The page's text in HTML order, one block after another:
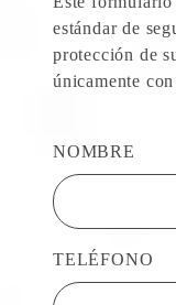
estándar de
protección de
únicamente
NOMBRE
TELÉFONO